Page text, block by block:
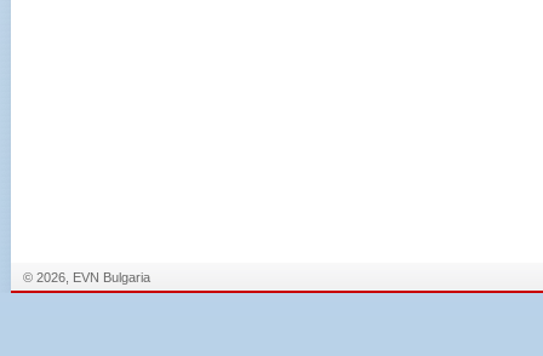
© 2026, EVN Bulgaria